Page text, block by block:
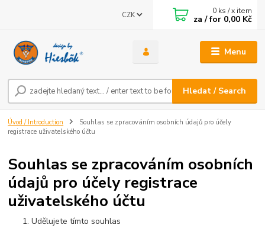
Menu
CZK
Hledat / Search
0 ks / x item
za / for 0,00 Kč
Úvod / Introduction
Souhlas se zpracováním osobních údajů pro účely
registrace uživatelského účtu
Souhlas se zpracováním osobních
údajů pro účely registrace
uživatelského účtu
Udělujete tímto souhlas